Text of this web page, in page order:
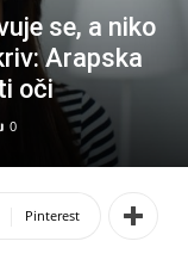
se, a niko
Arapska
oči
0
Pinterest